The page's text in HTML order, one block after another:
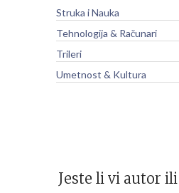
Struka i Nauka
Tehnologija & Računari
Trileri
Umetnost & Kultura
Jeste li vi autor